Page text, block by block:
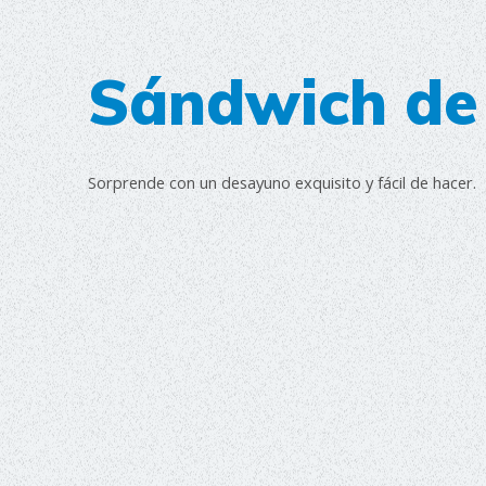
Sándwich
Sorprende con un desayuno exquisito y fácil de hacer.